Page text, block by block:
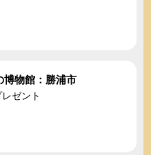
博物館：勝浦市
ゼント